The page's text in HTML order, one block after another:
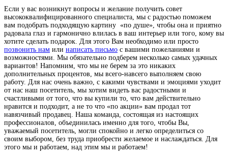
Если у вас возникнут вопросы и желание получить совет
высококвалифицированного специалиста, мы с радостью поможем
вам подобрать подходящую картину «по душе», чтобы она и приятно
радовала глаз и гармонично влилась в ваш интерьер или того, кому вы
хотите сделать подарок. Для этого Вам необходимо или просто
позвонить нам или написать письмо с вашими пожеланиями и
возможностями. Мы обязательно подберем несколько самых удачных
вариантов! Напомним, что мы не берем за это никаких
дополнительных процентов, мы всего-навсего выполняем свою
работу. Для нас очень важно, с какими чувствами и эмоциями уходит
от нас наш посетитель, мы хотим видеть вас радостными и
счастливыми от того, что вы купили то, что вам действительно
нравится и подходит, а не то что «по акции» вам продал тот
навязчивый продавец. Наша команда, состоящая из настоящих
профессионалов, объединилась именно для того, чтобы Вы,
уважаемый посетитель, могли спокойно и легко определиться со
своим выбором, без труда приобрести желаемое и наслаждаться. Для
этого мы и работаем, над этим мы и работаем!